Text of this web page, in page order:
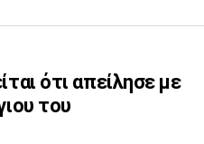
ότι απείλησε με
του